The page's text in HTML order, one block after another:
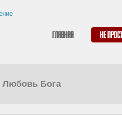
Главная Не
Любовь Бога